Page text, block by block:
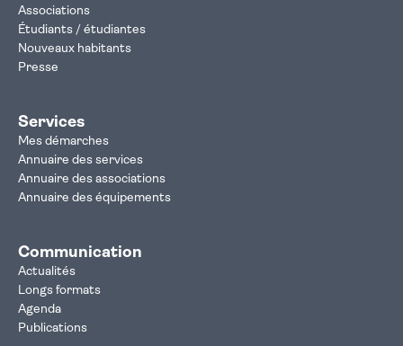
Associations
Étudiants / étudiantes
Nouveaux habitants
Presse
Services
Mes démarches
Annuaire des services
Annuaire des associations
Annuaire des équipements
Communication
Actualités
Longs formats
Agenda
Publications